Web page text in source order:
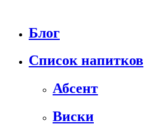
Блог
Список напитков
Абсент
Виски